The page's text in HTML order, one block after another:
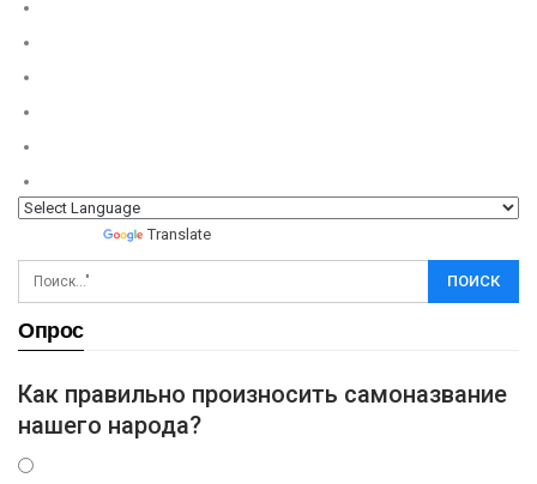
Translate
Опрос
Как правильно произносить самоназвание
нашего народа?